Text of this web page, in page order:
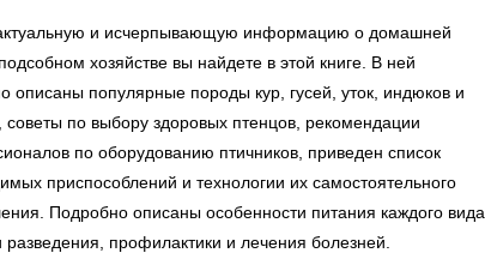
и исчерпывающую информацию о домашней
хозяйстве вы найдете в этой книге. В ней
описаны популярные породы кур, гусей, уток, индюков и
советы по выбору здоровых птенцов, рекомендации
по оборудованию птичников, приведен список
приспособлений и технологии их самостоятельного
Подробно описаны особенности питания каждого вида,
разведения, профилактики и лечения болезней.